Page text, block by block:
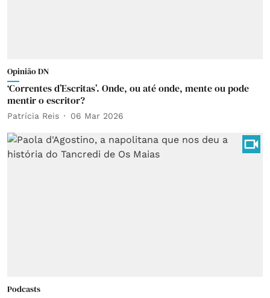
Opinião DN
‘Correntes d’Escritas’. Onde, ou até onde, mente ou pode
mentir o escritor?
Patrícia Reis 06 Mar 2026
Podcasts